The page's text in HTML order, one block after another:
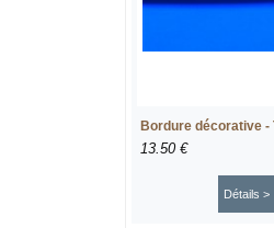
Bordure décorative -
13.50 €
Détails >